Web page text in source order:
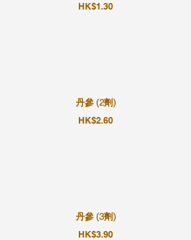
HK$1.30
丹參 (2劑)
HK$2.60
丹參 (3劑)
HK$3.90